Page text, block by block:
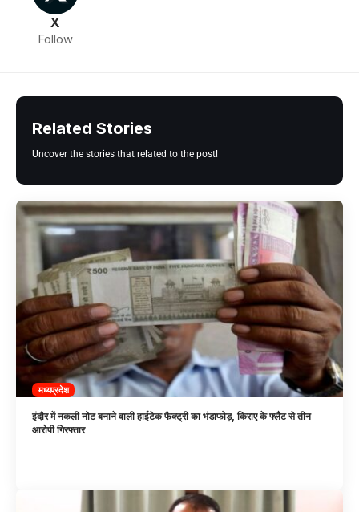
X
Follow
Related Stories
Uncover the stories that related to the post!
मध्यप्रदेश
इंदौर में नकली नोट बनाने वाली हाईटेक फैक्ट्री का भंडाफोड़, किराए के फ्लैट से तीन
आरोपी गिरफ्तार